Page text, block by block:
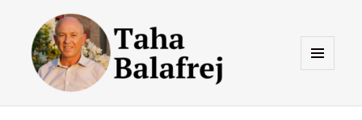
Taha Balafrej Blog